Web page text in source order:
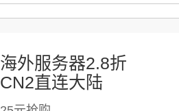
海外服务器2.8折
CN2直连大陆